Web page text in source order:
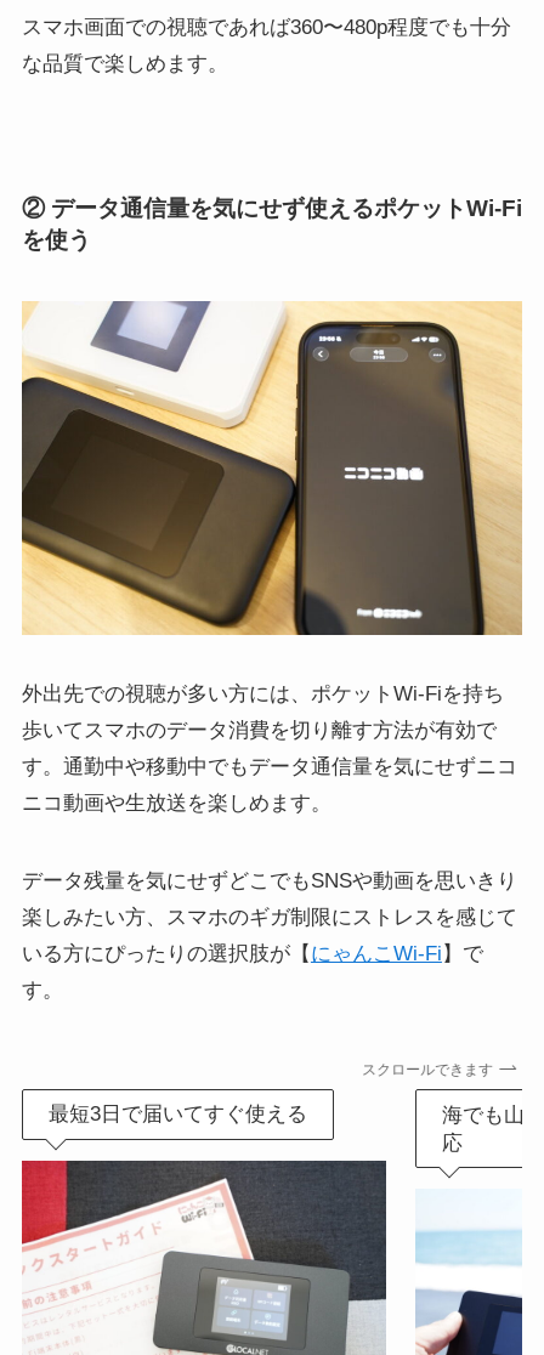
スマホ画面での視聴であれば360〜480p程度でも十分
な品質で楽しめます。
② データ通信量を気にせず使えるポケットWi-Fi
を使う
外出先での視聴が多い方には、ポケットWi-Fiを持ち
歩いてスマホのデータ消費を切り離す方法が有効で
す。通勤中や移動中でもデータ通信量を気にせずニコ
ニコ動画や生放送を楽しめます。
データ残量を気にせずどこでもSNSや動画を思いきり
楽しみたい方、スマホのギガ制限にストレスを感じて
いる方にぴったりの選択肢が【 にゃんこWi-Fi 】で
す。
スクロールできます
最短3日で届いてすぐ使える
海でも山
応